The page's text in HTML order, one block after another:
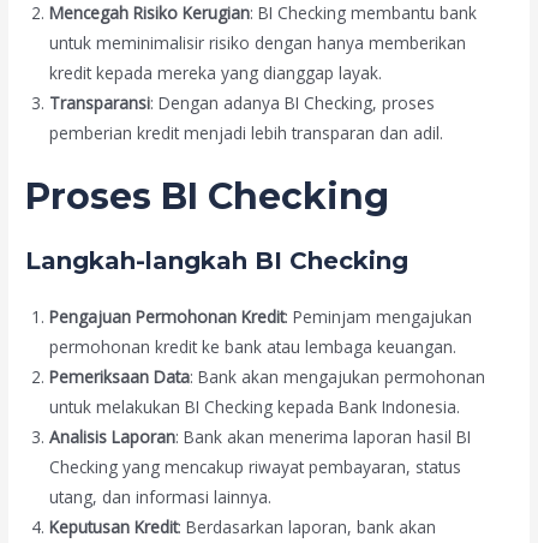
Mencegah Risiko Kerugian: BI Checking membantu bank
untuk meminimalisir risiko dengan hanya memberikan
kredit kepada mereka yang dianggap layak.
Transparansi: Dengan adanya BI Checking, proses
pemberian kredit menjadi lebih transparan dan adil.
Proses BI Checking
Langkah-langkah BI Checking
Pengajuan Permohonan Kredit: Peminjam mengajukan
permohonan kredit ke bank atau lembaga keuangan.
Pemeriksaan Data: Bank akan mengajukan permohonan
untuk melakukan BI Checking kepada Bank Indonesia.
Analisis Laporan: Bank akan menerima laporan hasil BI
Checking yang mencakup riwayat pembayaran, status
utang, dan informasi lainnya.
Keputusan Kredit: Berdasarkan laporan, bank akan